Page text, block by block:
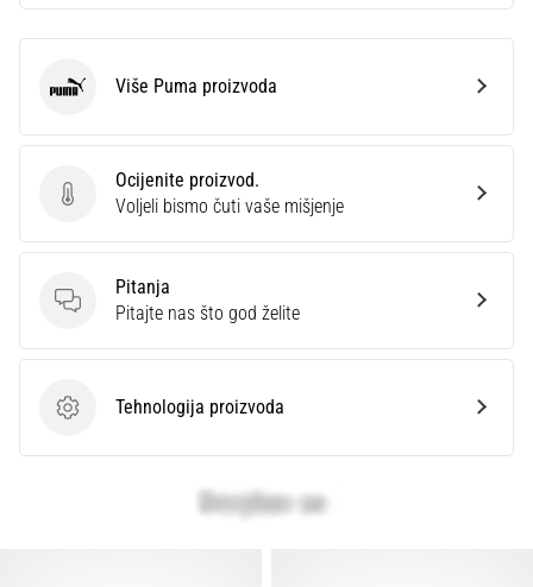
utakmice,
gola…
sve
članke
Ocijenite proizvod.
Ocijenite proizvod.
Voljeli bismo čuti vaše mišjenje
Pitanja
Pitanja
Pitajte nas što god želite
Tehnologija proizvoda
Tehnologija proizvoda
Puma Više Puma proizvoda